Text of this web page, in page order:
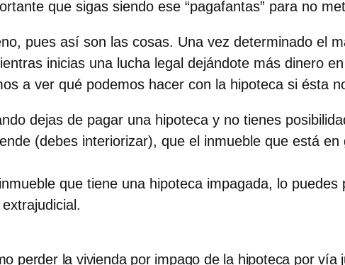
que sigas siendo ese “pagafantas” para no
pues así son las cosas. Una vez determinado el
inicias una lucha legal dejándote más dinero
a ver qué podemos hacer con la hipoteca si ésta
dejas de pagar una hipoteca y no tienes
(debes interiorizar), que el inmueble que está
que tiene una hipoteca impagada, lo puedes
perder la vivienda por impago de la hipoteca por vía